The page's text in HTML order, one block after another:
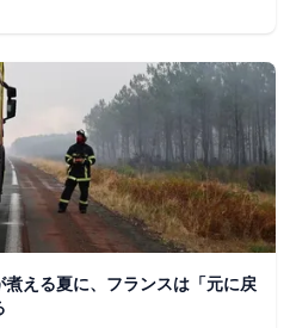
える夏に、フランスは「元に戻